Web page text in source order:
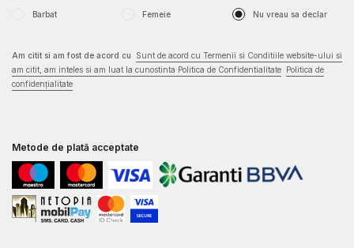
Barbat Femeie Nu vreau sa declar
Am citit si am fost de acord cu
Sunt de acord cu Termenii si Conditiile website-ului si
am citit, am inteles si am luat la cunostinta Politica de Confidentialitate Politica de
confidențialitate
Metode de plată acceptate